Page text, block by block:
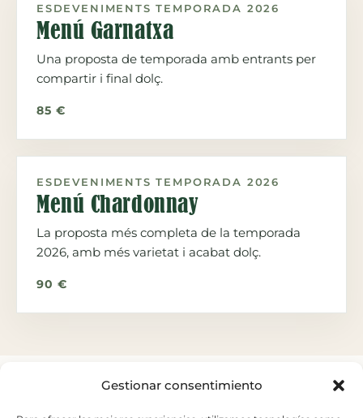
Gestionar consentimiento
ESDEVENIMENTS TEMPORADA 2026
Menú Garnatxa
Una proposta de temporada amb entrants per
compartir i final dolç.
85 €
ESDEVENIMENTS TEMPORADA 2026
Menú Chardonnay
La proposta més completa de la temporada
2026, amb més varietat i acabat dolç.
90 €